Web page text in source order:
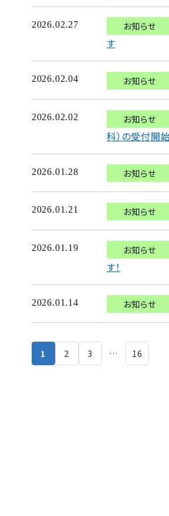
2026.02.27 お知らせ
す
2026.02.04 お知らせ
2026.02.02 お知らせ
科）の受付開
2026.01.28 お知らせ
2026.01.21 お知らせ
2026.01.19 お知らせ
す！
2026.01.14 お知らせ
1 2 3 … 16